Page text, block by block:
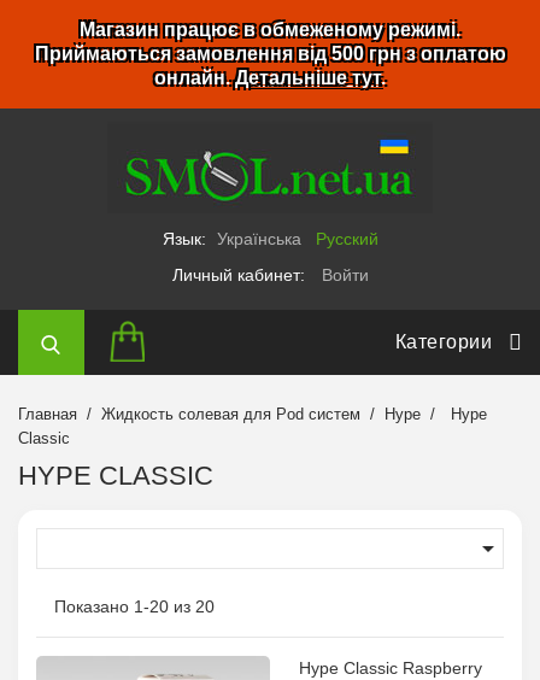
Магазин працює в обмеженому режимі.
Приймаються замовлення від 500 грн з оплатою
онлайн.Детальніше тут.
Язык: Українська
Русский
Личный кабинет:
Войти
Категории
Главная Жидкость солевая для Pod систем Hype
Hype
Classic
HYPE CLASSIC

Показано 1-20 из 20
Hype Classic Raspberry